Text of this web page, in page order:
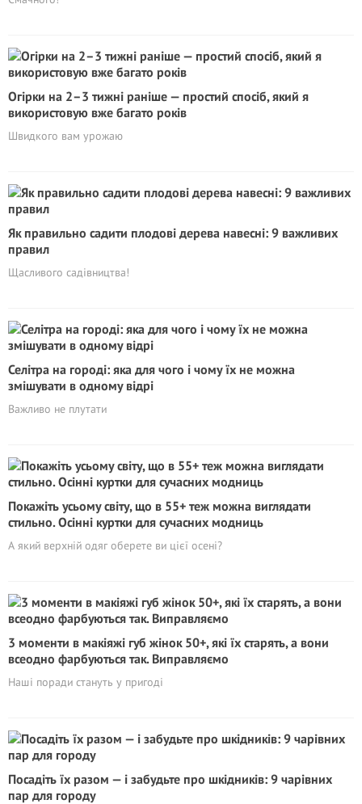
Огірки на 2–3 тижні раніше — простий спосіб, який я
використовую вже багато років
Швидкого вам урожаю
Як правильно садити плодові дерева навесні: 9 важливих
правил
Щасливого садівництва!
Селітра на городі: яка для чого і чому їх не можна
змішувати в одному відрі
Важливо не плутати
Покажіть усьому світу, що в 55+ теж можна виглядати
стильно. Осінні куртки для сучасних модниць
А який верхній одяг оберете ви цієї осені?
3 моменти в макіяжі губ жінок 50+, які їх стаpять, а вони
всеодно фарбуються так. Виправляємо
Нашi поради стануть у пригоді
Посадіть їх разом — і забудьте про шкідників: 9 чарівних
пар для городу